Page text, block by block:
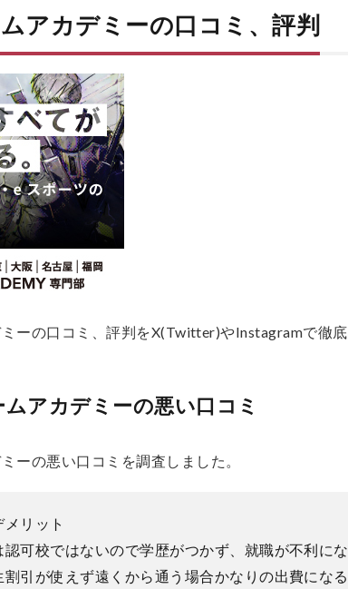
アカデミーの口コミ、評判
ーの口コミ、評判をX(Twitter)やInstagramで徹底
アカデミーの悪い口コミ
ーの悪い口コミを調査しました。
リット
認可校ではないので学歴がつかず、就職が不利に
割引が使えず遠くから通う場合かなりの出費になる